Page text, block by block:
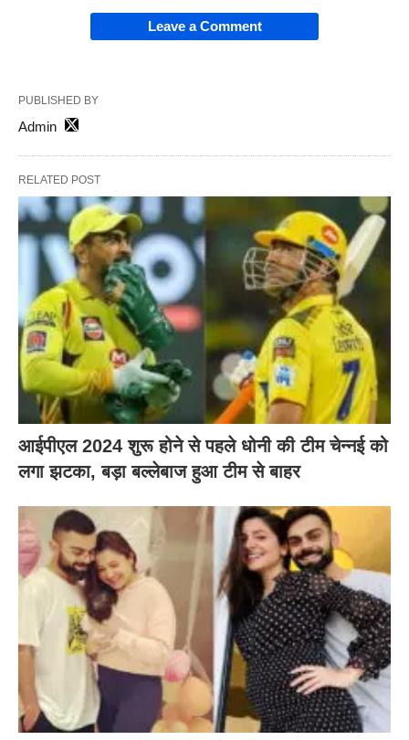
Leave a Comment
PUBLISHED BY
Admin
RELATED POST
आईपीएल 2024 शुरू होने से पहले धोनी की टीम चेन्नई को
लगा झटका, बड़ा बल्लेबाज हुआ टीम से बाहर